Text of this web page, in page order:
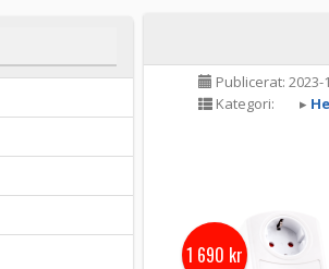
Publicerat: 2023-
Kategori:
▸
1 690 kr